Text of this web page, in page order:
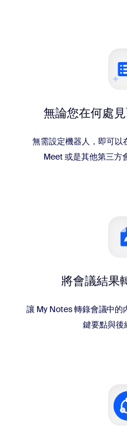
無論您在何處
無需設定機器人，即可
Meet 或是其他第三方
將會議結果
讓 My Notes 轉錄會議中
鍵要點與後